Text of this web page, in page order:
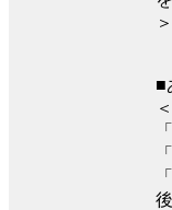
＞
■